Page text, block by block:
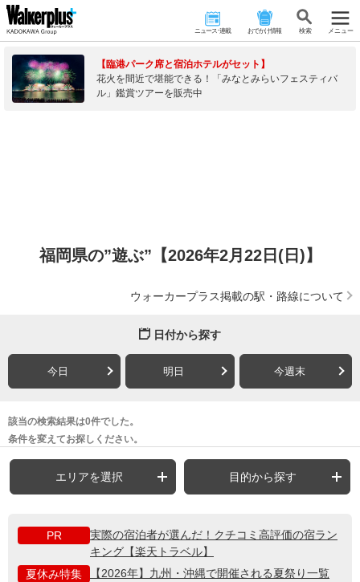
ニュース･連載 おでかけ情報 検 索 メニュー
【臨港パーク席と宿泊ホテルがセット】
花火を間近で堪能できる！「みなとみらいフェスティバ
ル」鑑賞ツアーを販売中
福岡県の”遊ぶ”【2026年2月22日(日)】
ウォーカープラス掲載の駅・路線について
日付から探す
今日 明日 今週末
該当の検索結果は0件でした。
条件を変えてお探しください。
エリアを選択 目的から探す
PR
実際の宿泊者が選んだ！クチコミ高評価の宿ラン
キング【楽天トラベル】
夏休み特集
【2026年】九州・沖縄で開催される夏祭り一覧